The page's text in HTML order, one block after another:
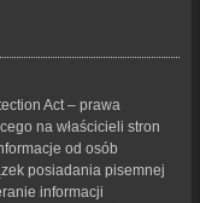
Act – prawa
na właścicieli stron
od osób
posiadania pisemnej
informacji